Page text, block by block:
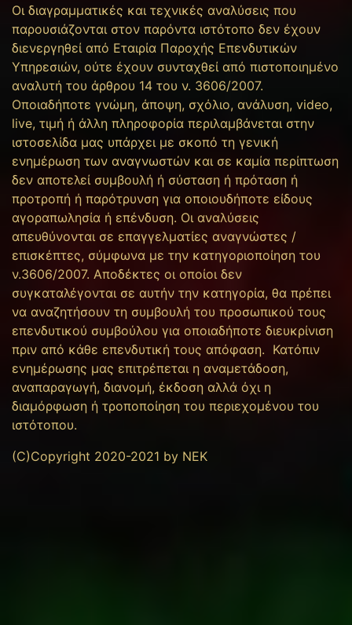
Οι διαγραμματικές και τεχνικές αναλύσεις που
παρουσιάζονται στον παρόντα ιστότοπο δεν έχουν
διενεργηθεί από Εταιρία Παροχής Επενδυτικών
Υπηρεσιών, ούτε έχουν συνταχθεί από πιστοποιημένο
αναλυτή του άρθρου 14 του ν. 3606/2007.
Οποιαδήποτε γνώμη, άποψη, σχόλιο, ανάλυση, video,
live, τιμή ή άλλη πληροφορία περιλαμβάνεται στην
ιστοσελίδα μας υπάρχει με σκοπό τη γενική
ενημέρωση των αναγνωστών και σε καμία περίπτωση
δεν αποτελεί συμβουλή ή σύσταση ή πρόταση ή
προτροπή ή παρότρυνση για οποιουδήποτε είδους
αγοραπωλησία ή επένδυση. Οι αναλύσεις
απευθύνονται σε επαγγελματίες αναγνώστες /
επισκέπτες, σύμφωνα με την κατηγοριοποίηση του
ν.3606/2007. Αποδέκτες οι οποίοι δεν
συγκαταλέγονται σε αυτήν την κατηγορία, θα πρέπει
να αναζητήσουν τη συμβουλή του προσωπικού τους
επενδυτικού συμβούλου για οποιαδήποτε διευκρίνιση
πριν από κάθε επενδυτική τους απόφαση. Κατόπιν
ενημέρωσης μας επιτρέπεται η αναμετάδοση,
αναπαραγωγή, διανομή, έκδοση αλλά όχι η
διαμόρφωση ή τροποποίηση του περιεχομένου του
ιστότοπου.
(C)Copyright 2020-2021 by NEK